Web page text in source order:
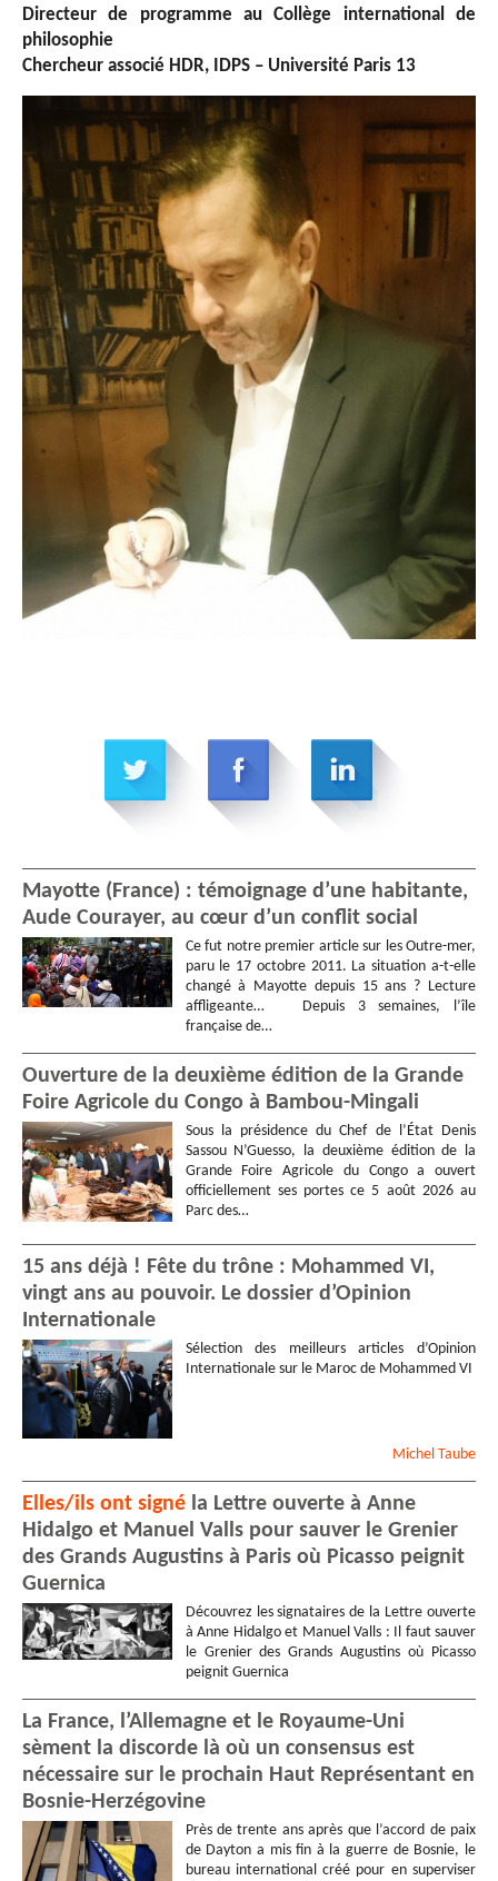
Directeur de programme au Collège international de
philosophie
Chercheur associé HDR, IDPS – Université Paris 13
Mayotte (France) : témoignage d’une habitante,
Aude Courayer, au cœur d’un conflit social
Ce fut notre premier article sur les Outre-mer,
paru le 17 octobre 2011. La situation a-t-elle
changé à Mayotte depuis 15 ans ? Lecture
affligeante… Depuis 3 semaines, l’île
française de…
Ouverture de la deuxième édition de la Grande
Foire Agricole du Congo à Bambou-Mingali
Sous la présidence du Chef de l’État Denis
Sassou N’Guesso, la deuxième édition de la
Grande Foire Agricole du Congo a ouvert
officiellement ses portes ce 5 août 2026 au
Parc des…
15 ans déjà ! Fête du trône : Mohammed VI,
vingt ans au pouvoir. Le dossier d’Opinion
Internationale
Sélection des meilleurs articles d’Opinion
Internationale sur le Maroc de Mohammed VI
Michel Taube
Elles/ils ont signé la Lettre ouverte à Anne
Hidalgo et Manuel Valls pour sauver le Grenier
des Grands Augustins à Paris où Picasso peignit
Guernica
Découvrez les signataires de la Lettre ouverte
à Anne Hidalgo et Manuel Valls : Il faut sauver
le Grenier des Grands Augustins où Picasso
peignit Guernica
La France, l’Allemagne et le Royaume-Uni
sèment la discorde là où un consensus est
nécessaire sur le prochain Haut Représentant en
Bosnie-Herzégovine
Près de trente ans après que l’accord de paix
de Dayton a mis fin à la guerre de Bosnie, le
bureau international créé pour en superviser